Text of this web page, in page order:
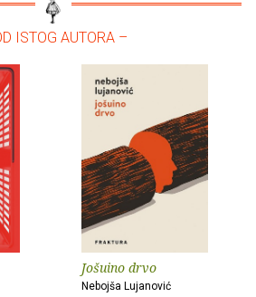
ISTOG AUTORA –
Jošuino drvo
Nebojša Lujanović